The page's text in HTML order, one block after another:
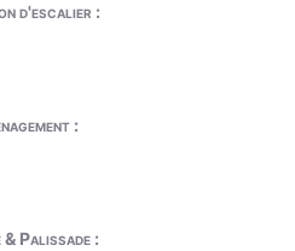
d'escalier :
:
& Palissade :